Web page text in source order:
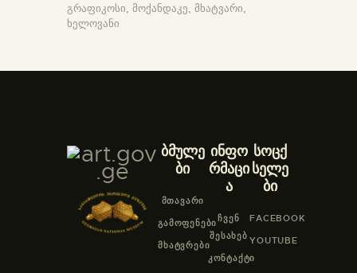
გრაფიკოსი, მოქანდაკე, მხატვარი,
ხელოვანი
ბმულე
ბი
ᲛᲗᲐᲕᲐᲠᲘ
ᲒᲐᲛᲝᲤᲔᲜᲔᲑᲘ
ᲛᲮᲐᲢᲕᲠᲔᲑᲘ
ინფო
რმაცი
ა
ᲩᲕᲔᲜ
ᲨᲔᲡᲐᲮᲔᲑ
ᲙᲝᲜᲢᲐᲥᲢᲘ
სოცქ
სელე
ბი
FACEBOOK
YOUTUBE